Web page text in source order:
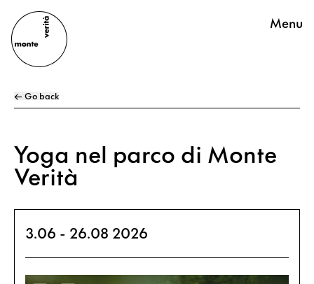
Menu
← Go back
Yoga nel parco di Monte
Verità
3.06 - 26.08 2026